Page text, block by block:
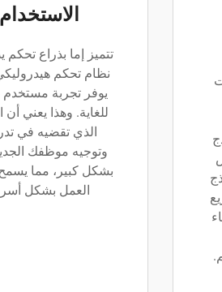
الاستخدام
تتميز إما بذراع تحكم
نظام تحكم
يوفر تجربة مستخدم
للغاية. وهذا يعني
الذي تقضيه في
وتوجيه موظفك
بشكل كبير، مما يسمح
العمل بشكل